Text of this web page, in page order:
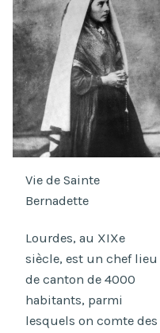
Vie de Sainte
Bernadette
Lourdes, au XIXe
siècle, est un chef lieu
de canton de 4000
habitants, parmi
lesquels on comte des